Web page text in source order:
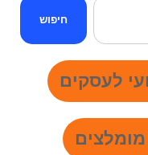
חיפוש
לעסקים